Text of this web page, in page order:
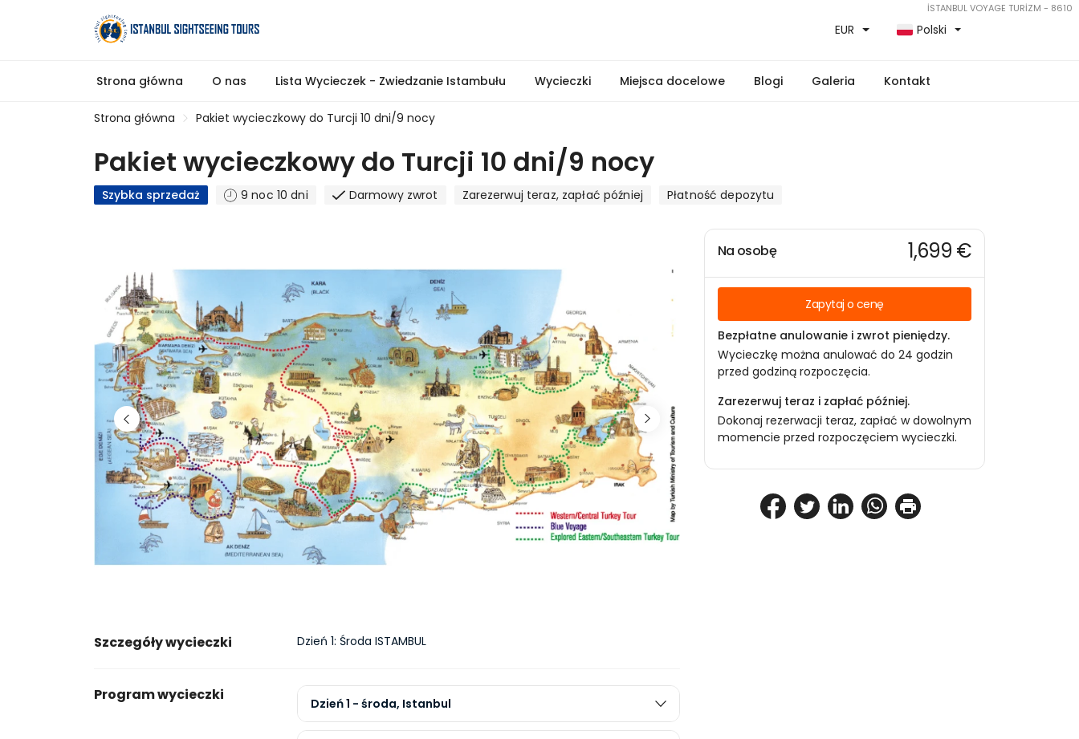
İSTANBUL VOYAGE TURİZM - 8610
EUR Polski
Strona główna O nas Lista Wycieczek - Zwiedzanie Istambułu Wycieczki Miejsca docelowe Blogi Galeria Kontakt
Strona główna Pakiet wycieczkowy do Turcji 10 dni/9 nocy
Pakiet wycieczkowy do Turcji 10 dni/9 nocy
Szybka sprzedaż 9 noc 10 dni Darmowy zwrot Zarezerwuj teraz, zapłać później Płatność depozytu
Szczegóły wycieczki Dzień 1: Środa ISTAMBUL
Program wycieczki Dzień 1 - środa, Istanbul
Na osobę 1,699 €
Zapytaj o cenę
Bezpłatne anulowanie i zwrot pieniędzy.
Wycieczkę można anulować do 24 godzin
przed godziną rozpoczęcia.
Zarezerwuj teraz i zapłać później.
Dokonaj rezerwacji teraz, zapłać w dowolnym
momencie przed rozpoczęciem wycieczki.